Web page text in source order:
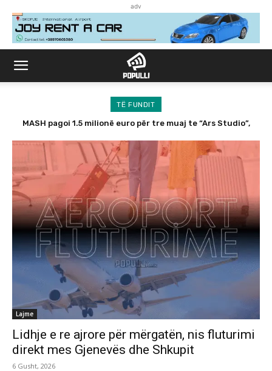
adv
TË FUNDIT
MASH pagoi 1.5 milionë euro për tre muaj te “Ars Studio”,
Lajme
Lidhje e re ajrore për mërgatën, nis fluturimi
direkt mes Gjenevës dhe Shkupit
6 Gusht, 2026